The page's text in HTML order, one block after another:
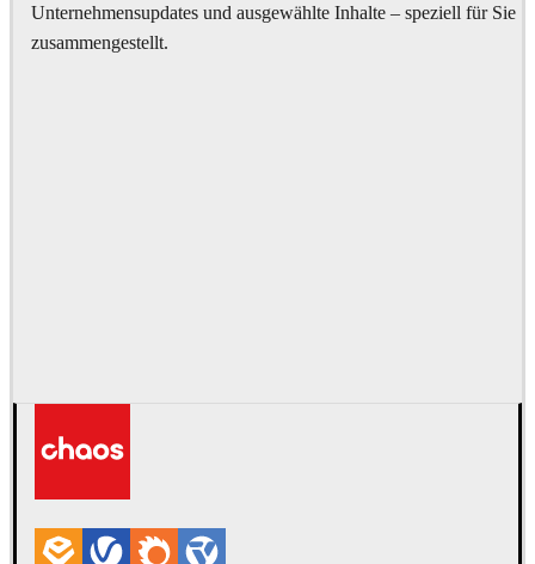
Unternehmensupdates und ausgewählte Inhalte – speziell für Sie
zusammengestellt.